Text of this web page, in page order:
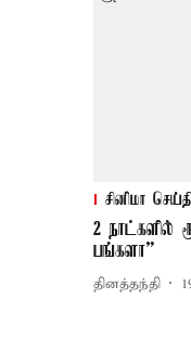
சினிமா
2 நாட்களில்
பங்களா”
தினத்தந்தி